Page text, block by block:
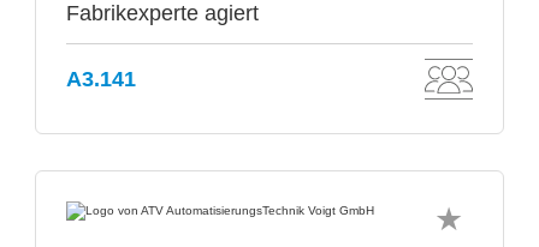
Fabrikexperte agiert
A3.141